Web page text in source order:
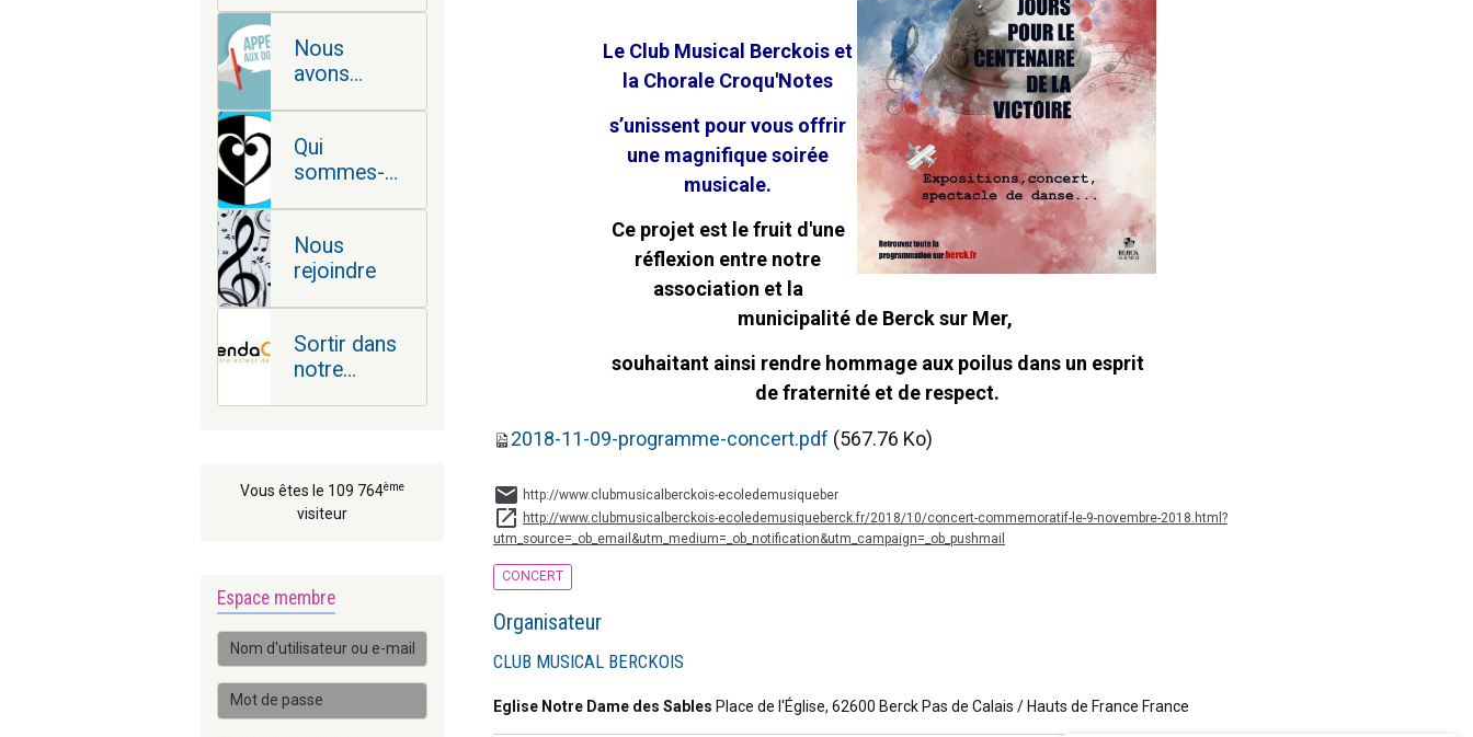
Le Club Musical Berckois et
la Chorale Croqu'Notes
s’unissent pour vous offrir
une magnifique soirée
musicale.
Ce projet est le fruit d'une
réflexion entre notre
association et la
municipalité de Berck sur Mer,
souhaitant ainsi rendre hommage aux poilus dans un esprit
de fraternité et de respect.
2018-11-09-programme-concert.pdf (567.76 Ko)
http://www.clubmusicalberckois-ecoledemusiqueber
http://www.clubmusicalberckois-ecoledemusiqueberck.fr/2018/10/concert-commemoratif-le-9-novembre-2018.html?
utm_source=_ob_email&utm_medium=_ob_notification&utm_campaign=_ob_pushmail
CONCERT
Organisateur
CLUB MUSICAL BERCKOIS
Eglise Notre Dame des Sables Place de l'Église, 62600 Berck Pas de Calais / Hauts de France France
Nous
avons
Qui
sommes-
Nous
rejoindre
Sortir dans
notre
Vous êtes le 109 764ème
visiteur
Espace membre